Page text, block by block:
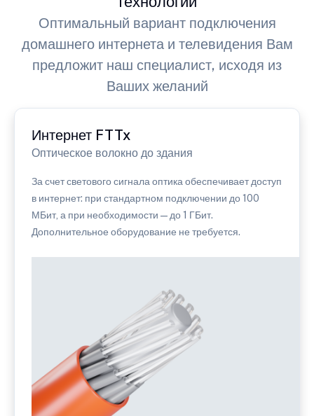
Оптимальный вариант подключения
домашнего интернета и телевидения Вам
предложит наш специалист, исходя из
Ваших желаний
Интернет FTTx
Оптическое волокно до здания
За счет светового сигнала оптика обеспечивает доступ
в интернет: при стандартном подключении до 100
МБит, а при необходимости — до 1 ГБит.
Дополнительное оборудование не требуется.